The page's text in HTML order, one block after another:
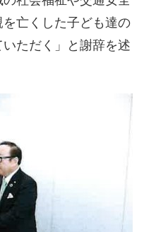
亡くした子ども達の
ただく」と謝辞を述